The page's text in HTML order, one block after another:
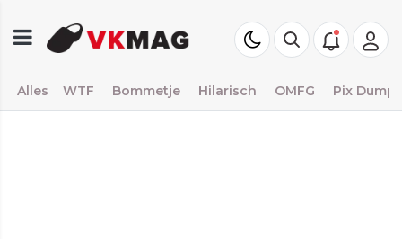
Alles WTF Bommetje Hilarisch OMFG Pix Dump